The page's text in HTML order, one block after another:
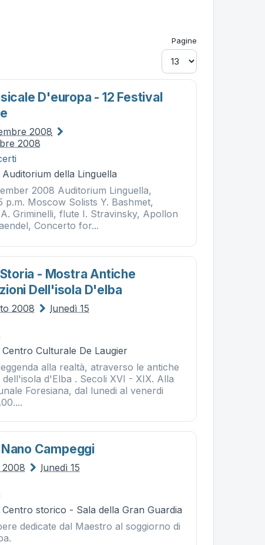
Pagine
D'europa - 12 Festival
2008
2008
della Linguella
2008 Auditorium Linguella,
p.m. Moscow Solists Y. Bashmet,
Griminelli, flute I. Stravinsky, Apollon
Concerto for...
- Mostra Antiche
Dell'isola D'elba
2008
lunedì 15
Culturale De Laugier
alla realtà, atraverso le antiche
d'Elba . Secoli XVI - XIX. Alla
Foresiana, dal lunedi al venerdi
Campeggi
lunedì 15
storico - Sala della Gran Guardia
dedicate dal Maestro al soggiorno di